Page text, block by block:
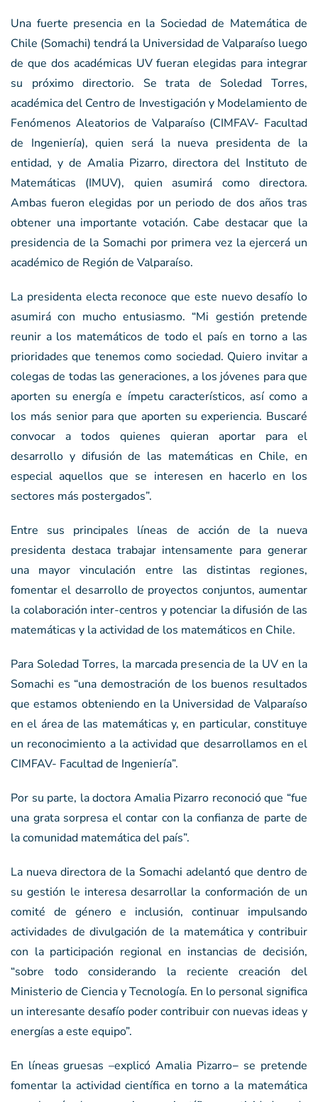
Una fuerte presencia en la Sociedad de Matemática de
Chile (Somachi) tendrá la Universidad de Valparaíso luego
de que dos académicas UV fueran elegidas para integrar
su próximo directorio. Se trata de Soledad Torres,
académica del Centro de Investigación y Modelamiento de
Fenómenos Aleatorios de Valparaíso (CIMFAV- Facultad
de Ingeniería), quien será la nueva presidenta de la
entidad, y de Amalia Pizarro, directora del Instituto de
Matemáticas (IMUV), quien asumirá como directora.
Ambas fueron elegidas por un periodo de dos años tras
obtener una importante votación. Cabe destacar que la
presidencia de la Somachi por primera vez la ejercerá un
académico de Región de Valparaíso.
La presidenta electa reconoce que este nuevo desafío lo
asumirá con mucho entusiasmo. “Mi gestión pretende
reunir a los matemáticos de todo el país en torno a las
prioridades que tenemos como sociedad. Quiero invitar a
colegas de todas las generaciones, a los jóvenes para que
aporten su energía e ímpetu característicos, así como a
los más senior para que aporten su experiencia. Buscaré
convocar a todos quienes quieran aportar para el
desarrollo y difusión de las matemáticas en Chile, en
especial aquellos que se interesen en hacerlo en los
sectores más postergados”.
Entre sus principales líneas de acción de la nueva
presidenta destaca trabajar intensamente para generar
una mayor vinculación entre las distintas regiones,
fomentar el desarrollo de proyectos conjuntos, aumentar
la colaboración inter-centros y potenciar la difusión de las
matemáticas y la actividad de los matemáticos en Chile.
Para Soledad Torres, la marcada presencia de la UV en la
Somachi es “una demostración de los buenos resultados
que estamos obteniendo en la Universidad de Valparaíso
en el área de las matemáticas y, en particular, constituye
un reconocimiento a la actividad que desarrollamos en el
CIMFAV- Facultad de Ingeniería”.
Por su parte, la doctora Amalia Pizarro reconoció que “fue
una grata sorpresa el contar con la confianza de parte de
la comunidad matemática del país”.
La nueva directora de la Somachi adelantó que dentro de
su gestión le interesa desarrollar la conformación de un
comité de género e inclusión, continuar impulsando
actividades de divulgación de la matemática y contribuir
con la participación regional en instancias de decisión,
“sobre todo considerando la reciente creación del
Ministerio de Ciencia y Tecnología. En lo personal significa
un interesante desafío poder contribuir con nuevas ideas y
energías a este equipo”.
En líneas gruesas –explicó Amalia Pizarro− se pretende
fomentar la actividad científica en torno a la matemática